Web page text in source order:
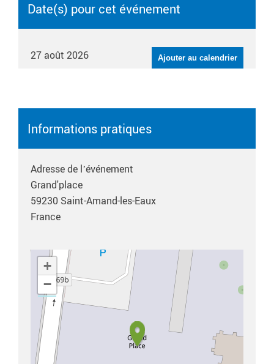
Date(s) pour cet événement
27 août 2026 Ajouter au calendrier
Informations pratiques
Adresse de l’événement
Grand'place
59230 Saint-Amand-les-Eaux
France
+
−